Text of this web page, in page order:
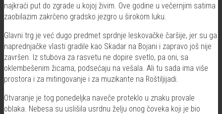
najkraći put do zgrade u kojoj živim. Ove godine u večernjim satima
zaobilazim zakrčeno gradsko jezgro u širokom luku.
Glavni trg je već dugo predmet sprdnje leskovačke čaršije, jer su ga
naprednjačke vlasti gradile kao Skadar na Bojani i zapravo još nije
završen. Iz stubova za rasvetu ne dopire svetlo, pa oni, sa
oklembešenim žicama, podsećaju na vešala. Ali tu sada ima više
prostora i za mitingovanje i za muzikante na Roštiljijadi.
Otvaranje je tog ponedeljka naveče proteklo u znaku provale
oblaka. Nebesa su uslišila usrdnu želju onog čoveka koji je bio